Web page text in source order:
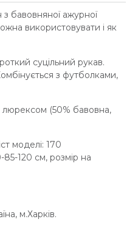
з бавовняної ажурної
використовувати і як
суцільний рукав.
з футболками,
люрексом (50% бавовна,
моделі: 170
120 см, розмір на
м.Харків.